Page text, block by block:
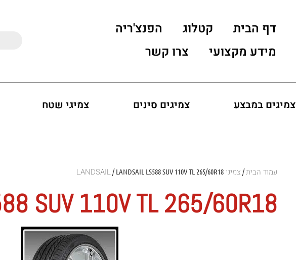
דף הבית קטלוג
הפנצ'ריה
מידע מקצועי
צרו קשר
צמיגים במבצע צמיגים סינים צמיגי שטח
עמוד הבית/ צמיגי LANDSAIL / LANDSAIL LS588 SUV 110V TL 265/60R18
SUV 110V TL 265/60R18